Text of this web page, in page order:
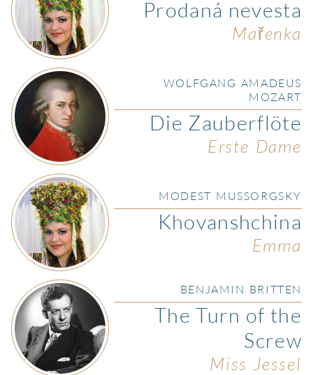
Prodaná nevesta
Mařenka
WOLFGANG AMADEUS
MOZART
Die Zauberflöte
Erste Dame
MODEST MUSSORGSKY
Khovanshchina
Emma
BENJAMIN BRITTEN
The Turn of the
Screw
Miss Jessel